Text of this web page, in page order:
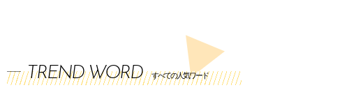
TREND WORD すべての人気ワード